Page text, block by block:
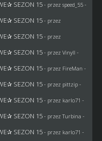
SEZON 15 - przez speed_55 -
SEZON 15 - przez
SEZON 15 - przez
SEZON 15 - przez Vinyll -
SEZON 15 - przez FireMan -
SEZON 15 - przez pittzip-
SEZON 15 - przez karlo71 -
SEZON 15 - przez Turbina -
SEZON 15 - przez karlo71 -